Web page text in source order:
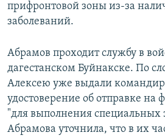
прифронтовой зоны из-за
заболеваний.
Абрамов проходит службу в
дагестанском Буйнакске. По
Алексею уже выдали
удостоверение об отправке на
"для выполнения специальных
Абрамова уточнила, что в их